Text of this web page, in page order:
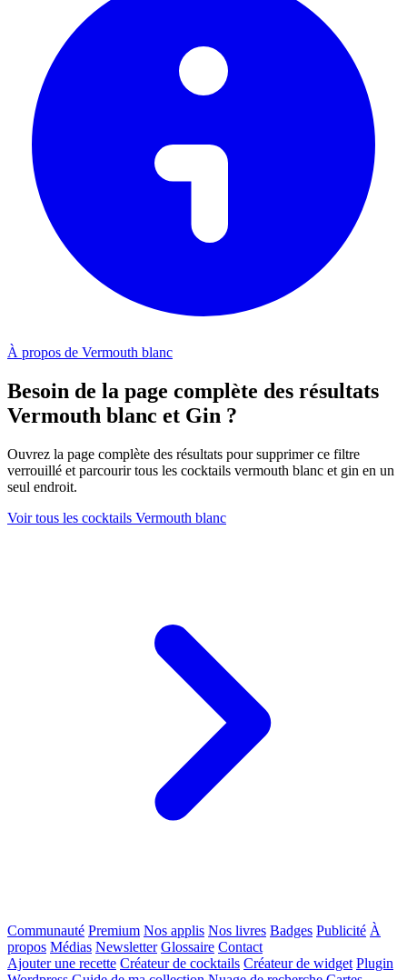
À propos de Vermouth blanc
Besoin de la page complète des résultats
Vermouth blanc et Gin ?
Ouvrez la page complète des résultats pour supprimer ce filtre
verrouillé et parcourir tous les cocktails vermouth blanc et gin en un
seul endroit.
Voir tous les cocktails Vermouth blanc
Communauté Premium Nos applis Nos livres Badges Publicité À
propos Médias Newsletter Glossaire Contact
Ajouter une recette Créateur de cocktails Créateur de widget Plugin